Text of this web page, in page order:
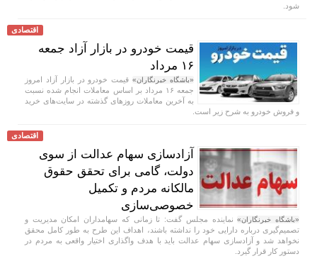
شود.
اقتصادی
قیمت خودرو در بازار آزاد جمعه
۱۶ مرداد
«باشگاه خبرنگاران»قیمت خودرو در بازار آزاد امروز
جمعه ۱۶ مرداد بر اساس معاملات انجام شده نسبت
به آخرین معاملات روز‌های گذشته در سایت‌های خرید
و فروش خودرو به شرح زیر است.
اقتصادی
آزادسازی سهام عدالت از سوی
دولت، گامی برای تحقق حقوق
مالکانه مردم و تکمیل
خصوصی‌سازی
«باشگاه خبرنگاران»نماینده مجلس گفت: تا زمانی که سهامداران امکان مدیریت و
تصمیم‌گیری درباره دارایی خود را نداشته باشند، اهداف این طرح به طور کامل محقق
نخواهد شد و آزادسازی سهام عدالت باید با هدف واگذاری اختیار واقعی به مردم در
دستور کار قرار گیرد.